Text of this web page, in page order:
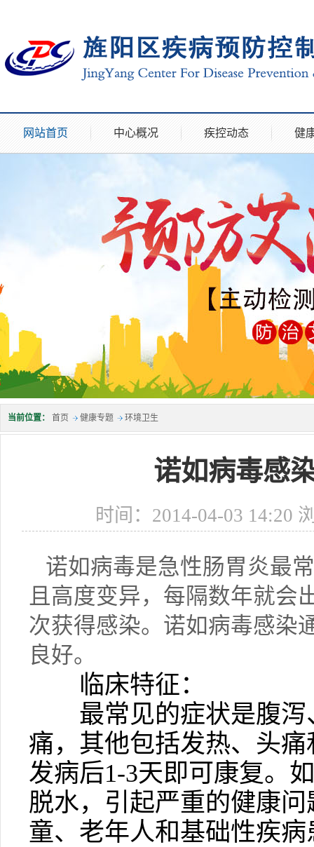
网站首页 中心概况 疾控动态 健
当前位置： 首页 健康专题 环境卫生
诺如病毒感
时间：2014-04-03 14:20
诺如病毒是急性肠胃炎最
且高度变异，每隔数年就会
次获得感染。诺如病毒感染
良好。
临床特征：
最常见的症状是腹泻
痛，其他包括发热、头
发病后1-3天即可康复。
脱水，引起严重的健康
童、老年人和基础性疾